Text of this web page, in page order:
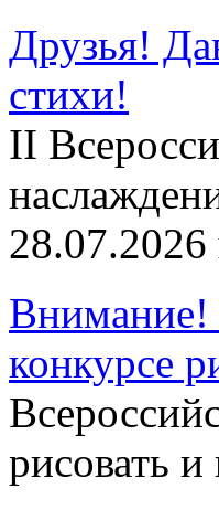
Друзья!
стихи!
II
28.07.2026
Внимание!
конкурсе
рисовать и